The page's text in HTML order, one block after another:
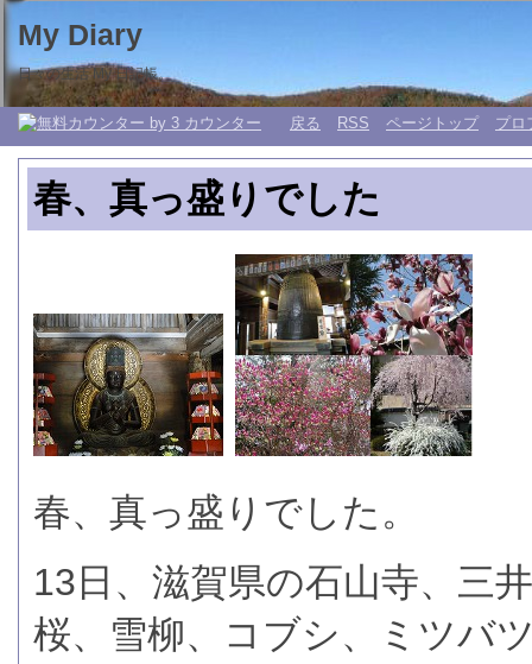
My Diary
日々の生活 My 日記帳。
戻る RSS ページトップ プロ
春、真っ盛りでした
春、真っ盛りでした。
13日、滋賀県の石山寺、三
桜、雪柳、コブシ、ミツバ